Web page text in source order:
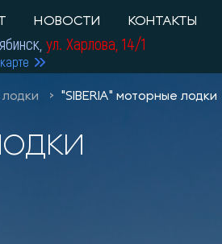
НОВОСТИ КОНТАКТЫ
ул. Харлова, 14/1
лодки "SIBERIA" моторные лодки